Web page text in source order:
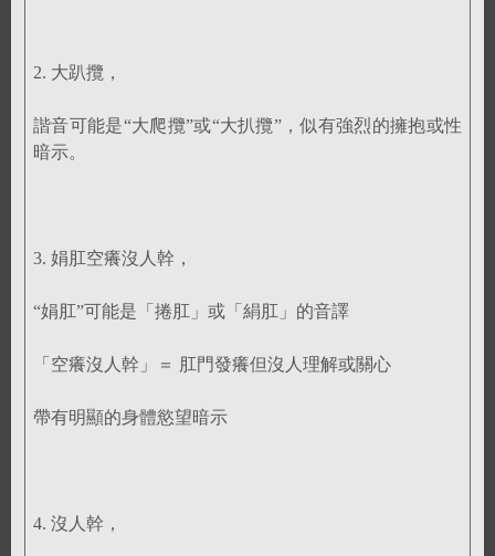
2. 大趴攬，
諧音可能是“大爬攬”或“大扒攬”，似有強烈的擁抱或性
暗示。
3. 娟肛空癢沒人幹，
“娟肛”可能是「捲肛」或「絹肛」的音譯
「空癢沒人幹」＝ 肛門發癢但沒人理解或關心
帶有明顯的身體慾望暗示
4. 沒人幹，